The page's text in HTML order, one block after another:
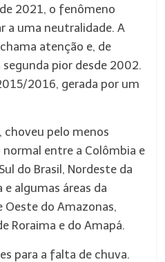
2021, o fenômeno
a uma neutralidade. A
atenção e, de
segunda pior desde 2002.
2016, gerada por um
choveu pelo menos
entre a Colômbia e
do Brasil, Nordeste da
e algumas áreas da
Oeste do Amazonas,
Roraima e do Amapá.
para a falta de chuva.